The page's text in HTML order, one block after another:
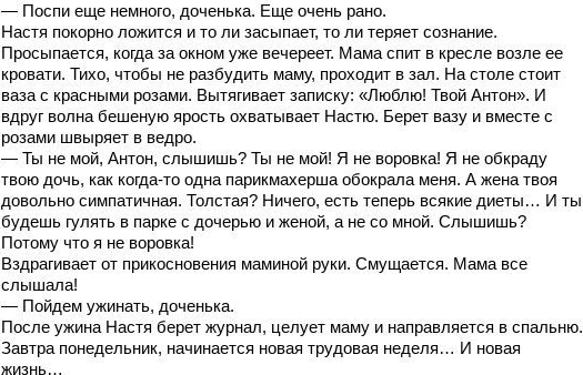
— Поспи еще немного, доченька. Еще очень рано.
Настя покорно ложится и то ли засыпает, то ли теряет сознание.
Просыпается, когда за окном уже вечереет. Мама спит в кресле возле ее
кровати. Тихо, чтобы не разбудить маму, проходит в зал. На столе стоит
ваза с красными розами. Вытягивает записку: «Люблю! Твой Антон». И
вдруг волна бешеную ярость охватывает Настю. Берет вазу и вместе с
розами швыряет в ведро.
— Ты не мой, Антон, слышишь? Ты не мой! Я не воровка! Я не обкраду
твою дочь, как когда-то одна парикмахерша обокрала меня. А жена твоя
довольно симпатичная. Толстая? Ничего, есть теперь всякие диеты… И ты
будешь гулять в парке с дочерью и женой, а не со мной. Слышишь?
Потому что я не воровка!
Вздрагивает от прикосновения маминой руки. Смущается. Мама все
слышала!
— Пойдем ужинать, доченька.
После ужина Настя берет журнал, целует маму и направляется в спальню.
Завтра понедельник, начинается новая трудовая неделя… И новая
жизнь…